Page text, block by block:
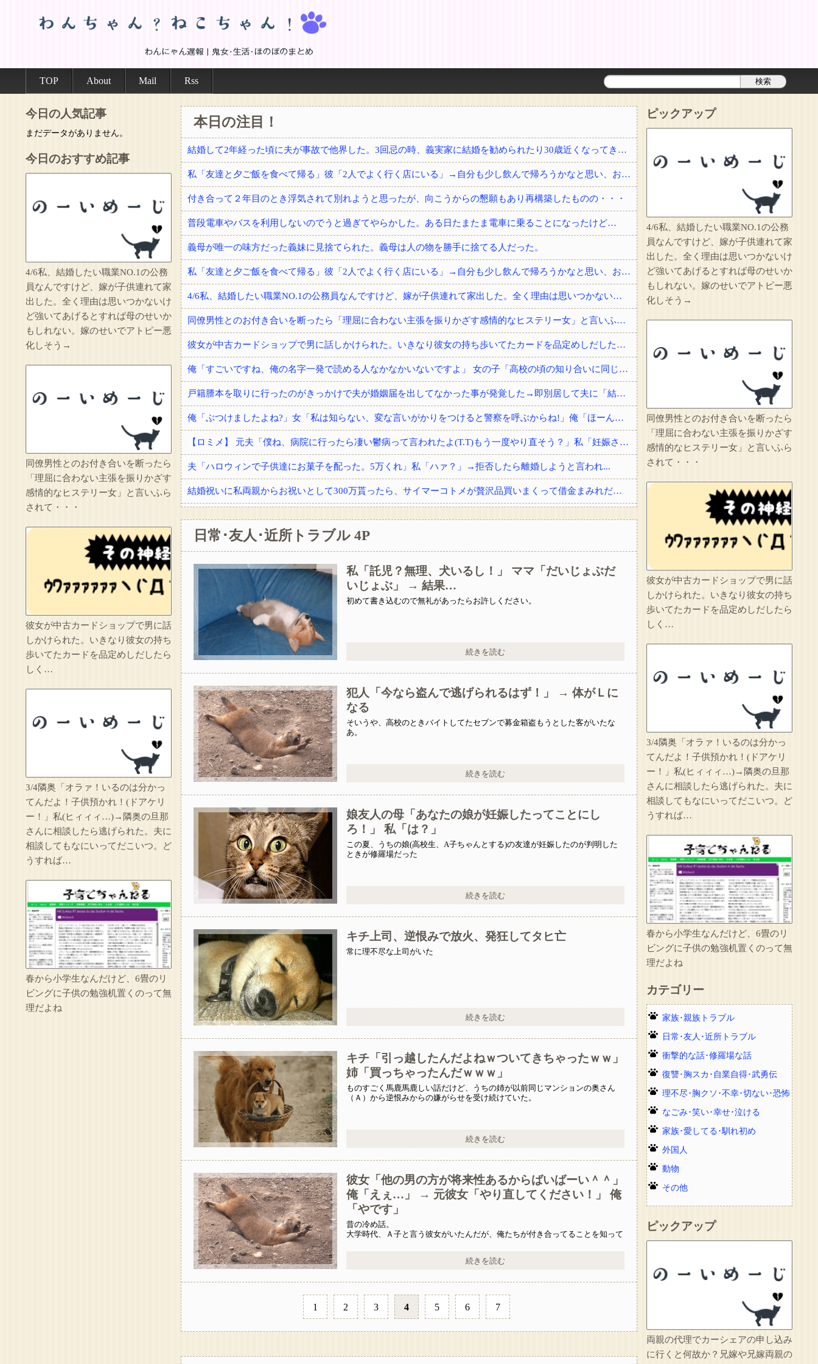
TOP About Mail Rss
今日の人気記事
まだデータがありません。
今日のおすすめ記事
4/6私、結婚したい職業NO.1の公務
員なんですけど、嫁が子供連れて家
出した。全く理由は思いつかないけ
ど強いてあげるとすれば母のせいか
もしれない。嫁のせいでアトピー悪
化しそう→
同僚男性とのお付き合いを断ったら
「理屈に合わない主張を振りかざす
感情的なヒステリー女」と言いふら
されて・・・
彼女が中古カードショップで男に話
しかけられた。いきなり彼女の持ち
歩いてたカードを品定めしだしたら
しく…
3/4隣奥「オラァ！いるのは分かっ
てんだよ！子供預かれ！(ドアケリ
ー！」私(ヒィィィ…)→隣奥の旦那
さんに相談したら逃げられた。夫に
相談してもなにいってだこいつ。ど
うすれば…
春から小学生なんだけど、6畳のリ
ビングに子供の勉強机置くのって無
理だよね
本日の注目！
結婚して2年経った頃に夫が事故で他界した。3回忌の時、義実家に結婚を勧められたり30歳近くなってきて、このままでいいのかなとぼんやり思っていると・・・？
私「友達と夕ご飯を食べて帰る」彼「2人でよく行く店にいる」→自分も少し飲んで帰ろうかなと思い、お店に顔を出したら・・・
付き合って２年目のとき浮気されて別れようと思ったが、向こうからの懇願もあり再構築したものの・・・
普段電車やバスを利用しないのでうと過ぎてやらかした。ある日たまたま電車に乗ることになったけど…
義母が唯一の味方だった義妹に見捨てられた。義母は人の物を勝手に捨てる人だった。
私「友達と夕ご飯を食べて帰る」彼「2人でよく行く店にいる」→自分も少し飲んで帰ろうかなと思い、お店に顔を出したら・・・
4/6私、結婚したい職業NO.1の公務員なんですけど、嫁が子供連れて家出した。全く理由は思いつかないけど強いてあげるとすれば母のせいかもしれない。嫁のせいでアトピー悪化しそう→
同僚男性とのお付き合いを断ったら「理屈に合わない主張を振りかざす感情的なヒステリー女」と言いふらされて・・・
彼女が中古カードショップで男に話しかけられた。いきなり彼女の持ち歩いてたカードを品定めしだしたらしく…
俺「すごいですね、俺の名字一発で読める人なかなかいないですよ」 女の子「高校の頃の知り合いに同じ名字の人が居まして」
戸籍謄本を取りに行ったのがきっかけで夫が婚姻届を出してなかった事が発覚した→即別居して夫に「結婚詐欺だから訴える！」と伝えたら信じられない...
俺「ぶつけましたよね?」女「私は知らない、変な言いがかりをつけると警察を呼ぶからね!」俺「ほーん」→スーパーの駐車場で当て逃げされた！警察に...
【ロミメ】 元夫「僕ね、病院に行ったら凄い鬱病って言われたよ(T.T)もう一度やり直そう？」私「妊娠させた女子高生はどうなったわけ！？」
夫「ハロウィンで子供達にお菓子を配った。5万くれ」私「ハァ？」→拒否したら離婚しようと言われ...
結婚祝いに私両親からお祝いとして300万貰ったら、サイマーコトメが贅沢品買いまくって借金まみれだから貸してと言ってきた。
手術を受けてドナーから内臓の一つをもらった。すると術後不思議な現象が…家族「気のせいよ」
転勤族の夫につき高知で入社した会社を一昨日の朝やめてきた。ヘンパイとかいつの時代だ気持ち悪い。
託児ママ「暇でしょー？置いといてくれるだけでいいからー」私（置いとくだけ？）→イラっとしたので…
日常･友人･近所トラブル 4P
私「託児？無理、犬いるし！」 ママ「だいじょぶだ
いじょぶ」 → 結果…
初めて書き込むので無礼があったらお許しください。
続きを読む
犯人「今なら盗んで逃げられるはず！」 → 体がＬに
なる
そいうや、高校のときバイトしてたセブンで募金箱盗もうとした客がいたな
あ。
続きを読む
娘友人の母「あなたの娘が妊娠したってことにし
ろ！」 私「は？」
この夏、うちの娘(高校生、A子ちゃんとする)の友達が妊娠したのが判明した
ときが修羅場だった
続きを読む
キチ上司、逆恨みで放火、発狂してタヒ亡
常に理不尽な上司がいた
続きを読む
キチ「引っ越したんだよねｗついてきちゃったｗｗ」
姉「買っちゃったんだｗｗｗ」
ものすごく馬鹿馬鹿しい話だけど、うちの姉が以前同じマンションの奥さん
（Ａ）から逆恨みからの嫌がらせを受け続けていた。
続きを読む
彼女「他の男の方が将来性あるからばいばーい＾＾」
俺「えぇ…」 → 元彼女「やり直してください！」 俺
「やです」
昔の冷め話。
大学時代、Ａ子と言う彼女がいたんだが、俺たちが付き合ってることを知って
続きを読む
1 2 3 4 5 6 7
ピックアップ
4/6私、結婚したい職業NO.1の公務
員なんですけど、嫁が子供連れて家
出した。全く理由は思いつかないけ
ど強いてあげるとすれば母のせいか
もしれない。嫁のせいでアトピー悪
化しそう→
同僚男性とのお付き合いを断ったら
「理屈に合わない主張を振りかざす
感情的なヒステリー女」と言いふら
されて・・・
彼女が中古カードショップで男に話
しかけられた。いきなり彼女の持ち
歩いてたカードを品定めしだしたら
しく…
3/4隣奥「オラァ！いるのは分かっ
てんだよ！子供預かれ！(ドアケリ
ー！」私(ヒィィィ…)→隣奥の旦那
さんに相談したら逃げられた。夫に
相談してもなにいってだこいつ。ど
うすれば…
春から小学生なんだけど、6畳のリ
ビングに子供の勉強机置くのって無
理だよね
カテゴリー
家族･親族トラブル
日常･友人･近所トラブル
衝撃的な話･修羅場な話
復讐･胸スカ･自業自得･武勇伝
理不尽･胸クソ･不幸･切ない･恐怖
なごみ･笑い･幸せ･泣ける
家族･愛してる･馴れ初め
外国人
動物
その他
ピックアップ
両親の代理でカーシェアの申し込み
に行くと何故か？兄嫁や兄嫁両親の